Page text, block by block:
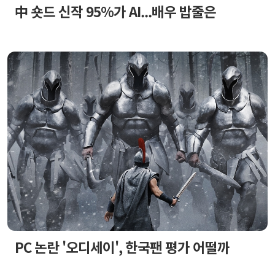
中 숏드 신작 95%가 AI...배우 밥줄은
PC 논란 '오디세이', 한국팬 평가 어떨까